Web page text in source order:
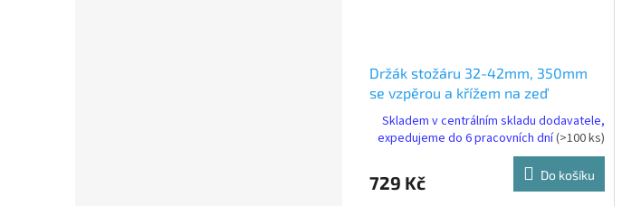
Držák stožáru 32-42mm, 350mm
se vzpěrou a křížem na zeď
(SDWM400ME)
Skladem v centrálním skladu dodavatele,
expedujeme do 6 pracovních dní(>100 ks)
729 Kč Do košíku